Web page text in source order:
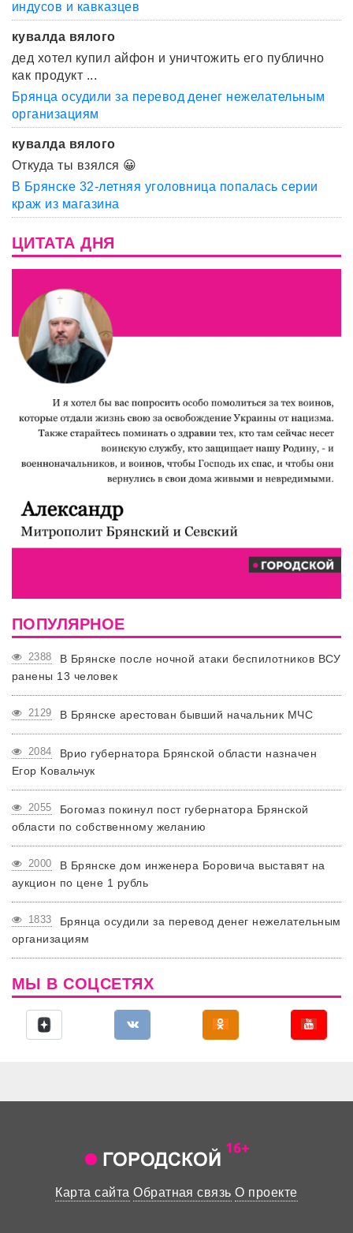
индусов и кавказцев
кувалда вялого
дед хотел купил айфон и уничтожить его публично
как продукт ...
Брянца осудили за перевод денег нежелательным
организациям
кувалда вялого
Откуда ты взялся 😀
В Брянске 32-летняя уголовница попалась серии
краж из магазина
ЦИТАТА ДНЯ
ПОПУЛЯРНОЕ
2388
В Брянске после ночной атаки беспилотников ВСУ
ранены 13 человек
2129 В Брянске арестован бывший начальник МЧС
2084
Врио губернатора Брянской области назначен
Егор Ковальчук
2055
Богомаз покинул пост губернатора Брянской
области по собственному желанию
2000
В Брянске дом инженера Боровича выставят на
аукцион по цене 1 рубль
1833
Брянца осудили за перевод денег нежелательным
организациям
МЫ В СОЦСЕТЯХ
Карта сайта Обратная связь О проекте